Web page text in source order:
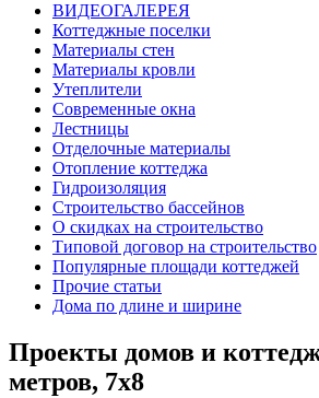
ВИДЕОГАЛЕРЕЯ
Коттеджные поселки
Материалы стен
Материалы кровли
Утеплители
Современные окна
Лестницы
Отделочные материалы
Отопление коттеджа
Гидроизоляция
Строительство бассейнов
О скидках на строительство
Типовой договор на строительство
Популярные площади коттеджей
Прочие статьи
Дома по длине и ширине
Проекты домов и
метров, 7х8